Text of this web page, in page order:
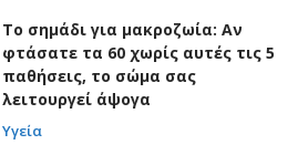
Το σημάδι για μακροζωία: Αν
φτάσατε τα 60 χωρίς αυτές τις 5
παθήσεις, το σώμα σας
λειτουργεί άψογα
Υγεία